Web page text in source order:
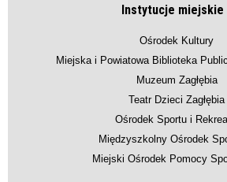
Instytucje miejskie
Ośrodek Kultury
Miejska i Powiatowa Biblioteka
Muzeum Zagłębia
Teatr Dzieci Zagłębia
Ośrodek Sportu i
Międzyszkolny Ośrodek
Miejski Ośrodek Pomocy